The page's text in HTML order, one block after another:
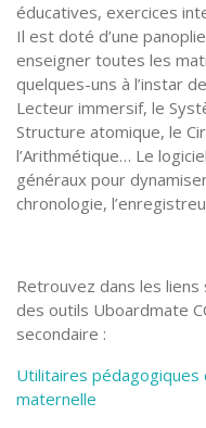
éducatives, exercices
Il est doté d’une
enseigner toutes les
quelques-uns à l’instar
Lecteur immersif, le
Structure atomique, le
l’Arithmétique… Le
généraux pour
chronologie,
Retrouvez dans les liens
des outils Uboardmate
secondaire :
Utilitaires pédagogiques
maternelle